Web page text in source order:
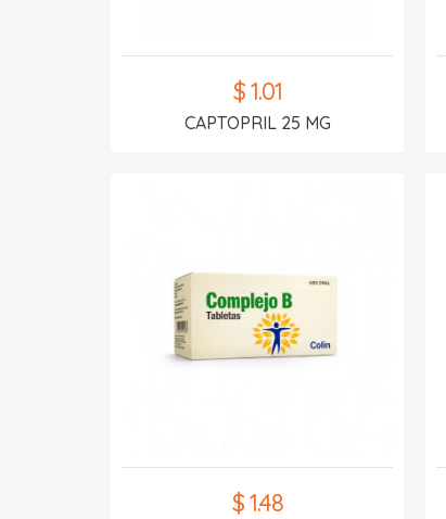
$ 1.01
CAPTOPRIL 25 MG
$ 1.48